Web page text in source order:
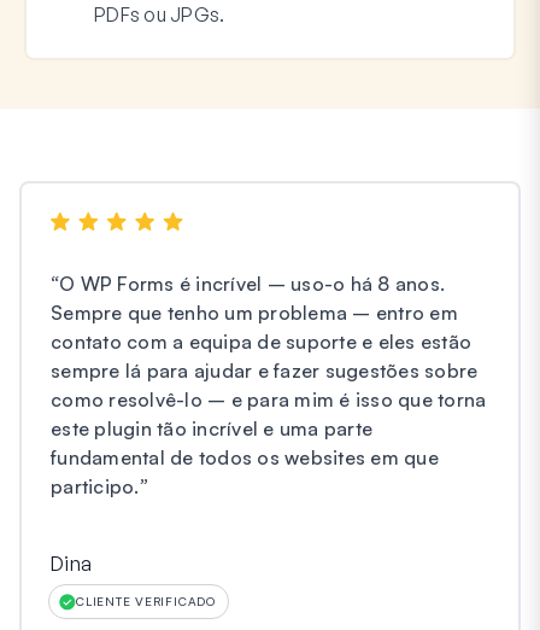
PDFs ou JPGs.
“O WP Forms é incrível – uso-o há 8 anos.
Sempre que tenho um problema – entro em
contato com a equipa de suporte e eles estão
sempre lá para ajudar e fazer sugestões sobre
como resolvê-lo – e para mim é isso que torna
este plugin tão incrível e uma parte
fundamental de todos os websites em que
participo.”
Dina
CLIENTE VERIFICADO